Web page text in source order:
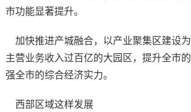
市功能显著提升。
加快推进产城融合，以产业聚集区建设
主营业务收入过百亿的大园区，提升全市
强全市的综合经济实力。
西部区域这样发展